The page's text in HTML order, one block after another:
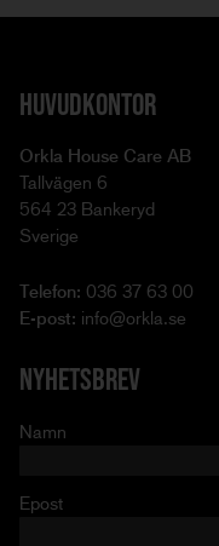
HUVUDKONTOR
Orkla House Care AB
Tallvägen 6
564 23 Bankeryd
Sverige
Telefon: 036 37 63 00
E-post: info@orkla.se
NYHETSBREV
Namn
Epost